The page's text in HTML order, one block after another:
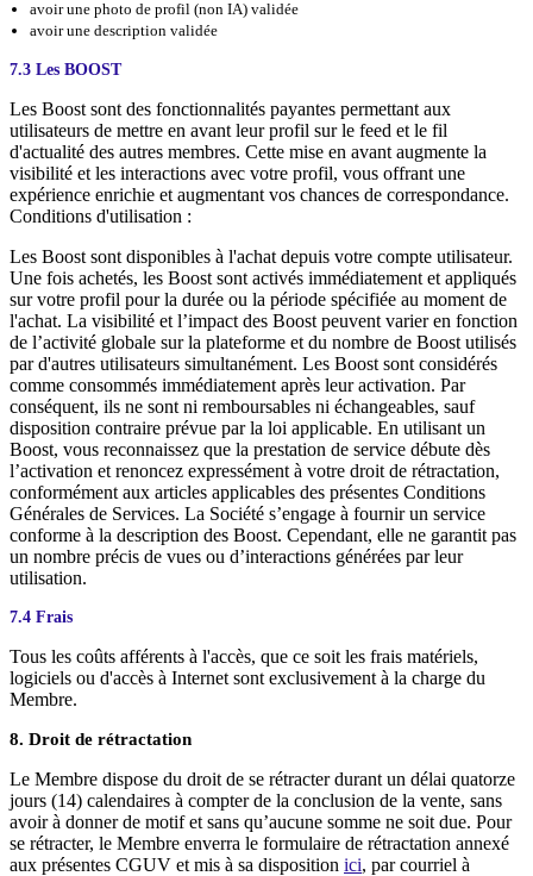
avoir une photo de profil (non IA) validée
avoir une description validée
7.3 Les BOOST
Les Boost sont des fonctionnalités payantes permettant aux
utilisateurs de mettre en avant leur profil sur le feed et le fil
d'actualité des autres membres. Cette mise en avant augmente la
visibilité et les interactions avec votre profil, vous offrant une
expérience enrichie et augmentant vos chances de correspondance.
Conditions d'utilisation :
Les Boost sont disponibles à l'achat depuis votre compte utilisateur.
Une fois achetés, les Boost sont activés immédiatement et appliqués
sur votre profil pour la durée ou la période spécifiée au moment de
l'achat. La visibilité et l’impact des Boost peuvent varier en fonction
de l’activité globale sur la plateforme et du nombre de Boost utilisés
par d'autres utilisateurs simultanément. Les Boost sont considérés
comme consommés immédiatement après leur activation. Par
conséquent, ils ne sont ni remboursables ni échangeables, sauf
disposition contraire prévue par la loi applicable. En utilisant un
Boost, vous reconnaissez que la prestation de service débute dès
l’activation et renoncez expressément à votre droit de rétractation,
conformément aux articles applicables des présentes Conditions
Générales de Services. La Société s’engage à fournir un service
conforme à la description des Boost. Cependant, elle ne garantit pas
un nombre précis de vues ou d’interactions générées par leur
utilisation.
7.4 Frais
Tous les coûts afférents à l'accès, que ce soit les frais matériels,
logiciels ou d'accès à Internet sont exclusivement à la charge du
Membre.
8. Droit de rétractation
Le Membre dispose du droit de se rétracter durant un délai quatorze
jours (14) calendaires à compter de la conclusion de la vente, sans
avoir à donner de motif et sans qu’aucune somme ne soit due. Pour
se rétracter, le Membre enverra le formulaire de rétractation annexé
aux présentes CGUV et mis à sa disposition ici, par courriel à